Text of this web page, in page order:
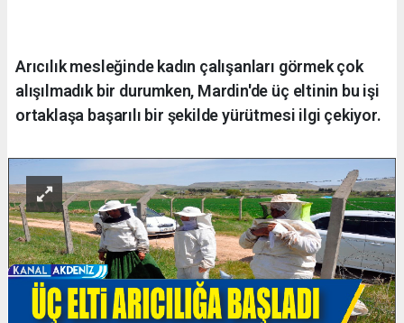
Arıcılık mesleğinde kadın çalışanları görmek çok
alışılmadık bir durumken, Mardin'de üç eltinin bu işi
ortaklaşa başarılı bir şekilde yürütmesi ilgi çekiyor.